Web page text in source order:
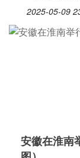
2025-05-09
安徽在淮南